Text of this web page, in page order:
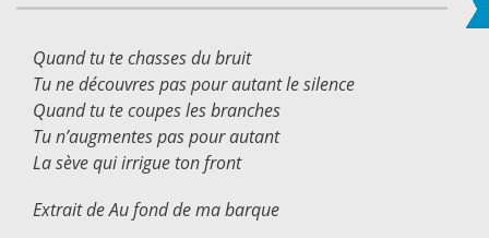
Quand tu te chasses du bruit
Tu ne découvres pas pour autant le silence
Quand tu te coupes les branches
Tu n’augmentes pas pour autant
La sève qui irrigue ton front
Extrait de Au fond de ma barque